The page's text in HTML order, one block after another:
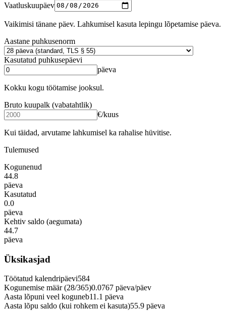
Vaatluskuupäev
Vaikimisi tänane päev. Lahkumisel kasuta lepingu lõpetamise päeva.
Aastane puhkusenorm
Kasutatud puhkusepäevi
päeva
Kokku kogu töötamise jooksul.
Bruto kuupalk (vabatahtlik)
€/kuus
Kui täidad, arvutame lahkumisel ka rahalise hüvitise.
Tulemused
Kogunenud
44.8
päeva
Kasutatud
0.0
päeva
Kehtiv saldo (aegumata)
44.7
päeva
Üksikasjad
Töötatud kalendripäevi584
Kogunemise määr (28/365)0.0767 päeva/päev
Aasta lõpuni veel koguneb11.1 päeva
Aasta lõpu saldo (kui rohkem ei kasuta)55.9 päeva